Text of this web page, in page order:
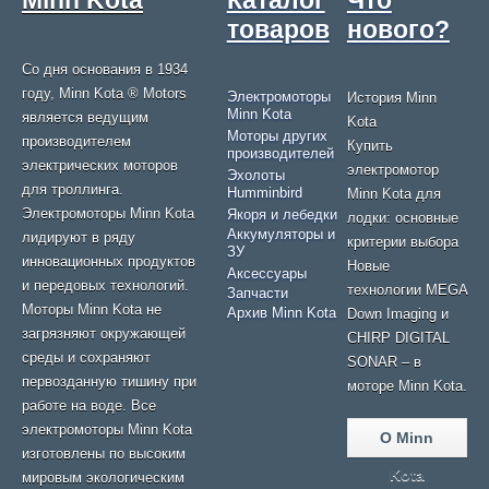
Со дня основания в 1934
году, Minn Kota ® Motors
является ведущим
производителем
электрических моторов
для троллинга.
Электромоторы Minn Kota
лидируют в ряду
инновационных продуктов
и передовых технологий.
Моторы Minn Kota не
загрязняют окружающей
среды и сохраняют
первозданную тишину при
работе на воде. Все
электромоторы Minn Kota
изготовлены по высоким
мировым экологическим
нового?
История Minn
Kota
Купить
электромотор
Minn Kota для
лодки: основные
критерии выбора
Новые
технологии MEGA
Down Imaging и
CHIRP DIGITAL
SONAR – в
моторе Minn Kota.
О Minn
Kota
товаров
Электромоторы
Minn Kota
Моторы других
производителей
Эхолоты
Humminbird
Якоря и лебедки
Аккумуляторы и
ЗУ
Аксессуары
Запчасти
Архив Minn Kota